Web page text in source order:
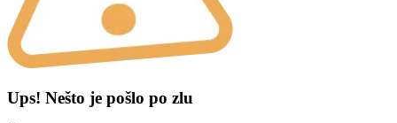
Ups! Nešto je pošlo po zlu